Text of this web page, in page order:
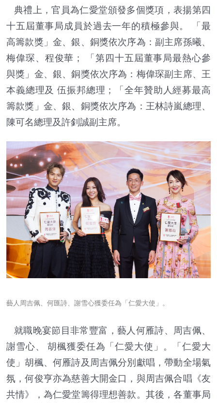
典禮上，官員為仁愛堂頒發多個獎項，表揚第四
十五屆董事局成員於過去一年的積極參與。 「最
高籌款獎」金、銀、銅獎依次序為：副主席孫曦、
梅偉琛、程俊華； 「第四十五屆董事局最熱心參
與獎」金、銀、銅獎依次序為：梅偉琛副主席、王
本義總理及 伍振邦總理；「全年贊助人經募最高
籌款獎」金、銀、銅獎依次序為：王林詩嵐總理、
陳可名總理及許釗誠副主席。
藝人周吉佩、何匯詩、謝雪心獲委任為「仁愛大使」。
就職晚宴節目非常豐富，藝人何雁詩、周吉佩、
謝雪心、 胡楓獲委任為「仁愛大使」。「仁愛大
使」胡楓、何雁詩及周吉佩分別獻唱，帶動全場氣
氛，何俊亨亦為慈善大開金口，與周吉佩合唱《友
共情》，為仁愛堂籌得理想善款。其後，各董事局